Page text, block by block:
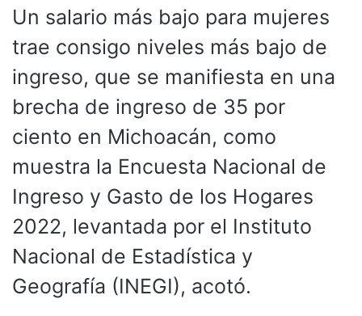
Un salario más bajo para mujeres
trae consigo niveles más bajo de
ingreso, que se manifiesta en una
brecha de ingreso de 35 por
ciento en Michoacán, como
muestra la Encuesta Nacional de
Ingreso y Gasto de los Hogares
2022, levantada por el Instituto
Nacional de Estadística y
Geografía (INEGI), acotó.